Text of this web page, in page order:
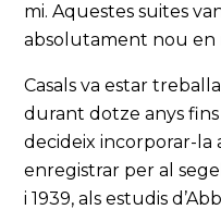
mi. Aquestes suites
absolutament nou en
Casals va estar
durant dotze anys
decideix incorporar-la
enregistrar per al
i 1939, als estudis